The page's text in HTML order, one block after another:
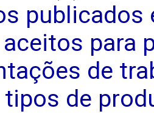
para
de
tipos de